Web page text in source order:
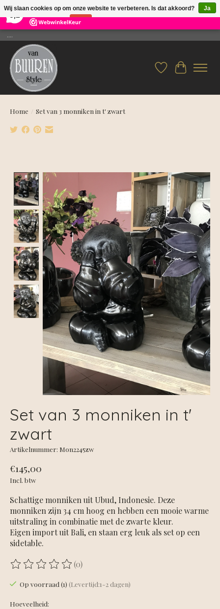
26 Reviews ×
....
Verlanglijst
Home / Set van 3 monniken in t' zwart
Product image slideshow Items
Set van 3 monniken in t'
zwart
Artikelnummer: Mon2245zw
€145,00
Incl. btw
Schattige monniken uit Ubud, Indonesie. Deze
monniken zijn 34 cm hoog en hebben een mooie warme
uitstraling in combinatie met de zwarte kleur.
Eigen import uit Bali, en staan erg leuk als set op een
sidetable.
De beoordeling van dit product is
(0)
Op voorraad (1) (Levertijd:1-2 dagen)
Hoeveelheid:
Wij slaan cookies op om onze website te verbeteren. Is dat akkoord?
Ja
Nee